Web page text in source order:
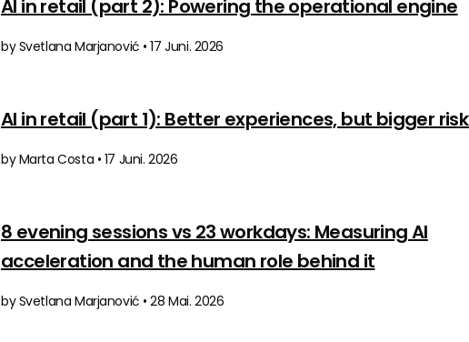
AI in retail (part 2): Powering the operational engine
by Svetlana Marjanović • 17 Juni. 2026
AI in retail (part 1): Better experiences, but bigger
by Marta Costa • 17 Juni. 2026
8 evening sessions vs 23 workdays: Measuring AI
acceleration and the human role behind it
by Svetlana Marjanović • 28 Mai. 2026